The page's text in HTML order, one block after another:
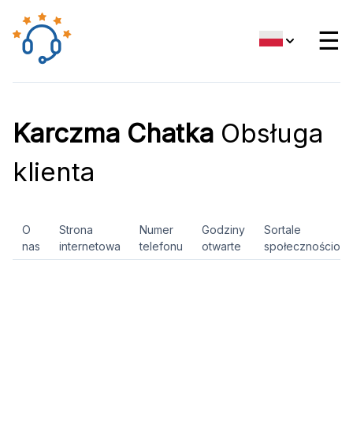
☰
Karczma Chatka Obsługa
klienta
O
nas
Strona
internetowa
Numer
telefonu
Godziny
otwarte
Sortale